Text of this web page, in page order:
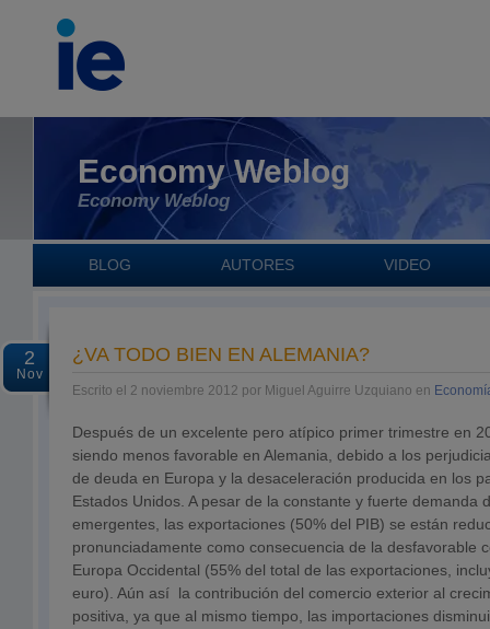
Economy Weblog
Economy Weblog
BLOG AUTORES VIDEO
2
Nov
¿VA TODO BIEN EN ALEMANIA?
Escrito el 2 noviembre 2012 por Miguel Aguirre Uzquiano en
Después de un excelente pero atípico primer trimestre en
siendo menos favorable en Alemania, debido a los
de deuda en Europa y la desaceleración producida en los
Estados Unidos. A pesar de la constante y fuerte demanda
emergentes, las exportaciones (50% del PIB) se están
pronunciadamente como consecuencia de la desfavorable
Europa Occidental (55% del total de las exportaciones,
euro). Aún así la contribución del comercio exterior al
positiva, ya que al mismo tiempo, las importaciones